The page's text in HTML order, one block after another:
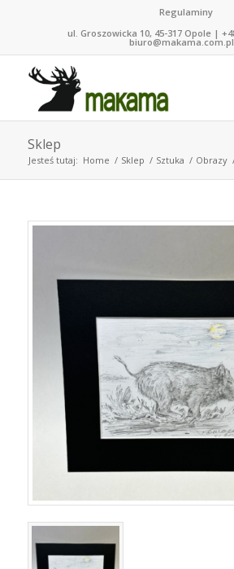
Regulaminy
ul. Groszowicka 10, 45-317 Opole |
biuro@makama.com.pl
Sklep
Jesteś tutaj: Home / Sklep / Sztuka / Obrazy